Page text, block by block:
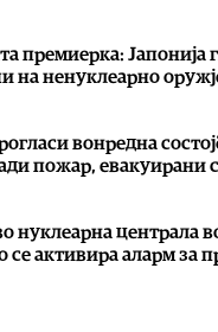
премиерка: Јапонија
на ненуклеарно
вонредна
пожар, евакуирани
нуклеарна централа
се активира аларм за